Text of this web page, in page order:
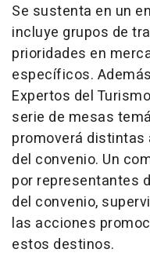
Se sustenta en un
incluye grupos de
prioridades en
específicos.
Expertos del
serie de mesas
promoverá
del convenio. Un
por representantes
del convenio,
las acciones
estos destinos.